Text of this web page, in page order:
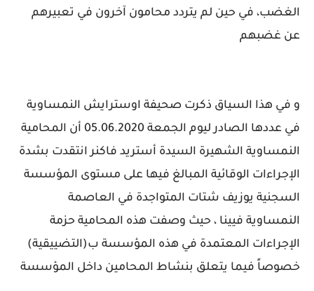
الغضب، في حين لم يتردد محامون آخرون في تعبيرهم
عن غضبهم
و في هذا السياق ذكرت صحيفة اوسترايش النمساوية
في عددها الصادر ليوم الجمعة 05.06.2020 أن المحامية
النمساوية الشهيرة السيدة أستريد فاكنر انتقدت بشدة
الإجراءات الوقائية المبالغ فيها على مستوى المؤسسة
السجنية يوزيف شتات المتواجدة في العاصمة
النمساوية فيينا ، حيث وصفت هذه المحامية حزمة
الإجراءات المعتمدة في هذه المؤسسة ب(التضييقية)
خصوصاً فيما يتعلق بنشاط المحامين داخل المؤسسة